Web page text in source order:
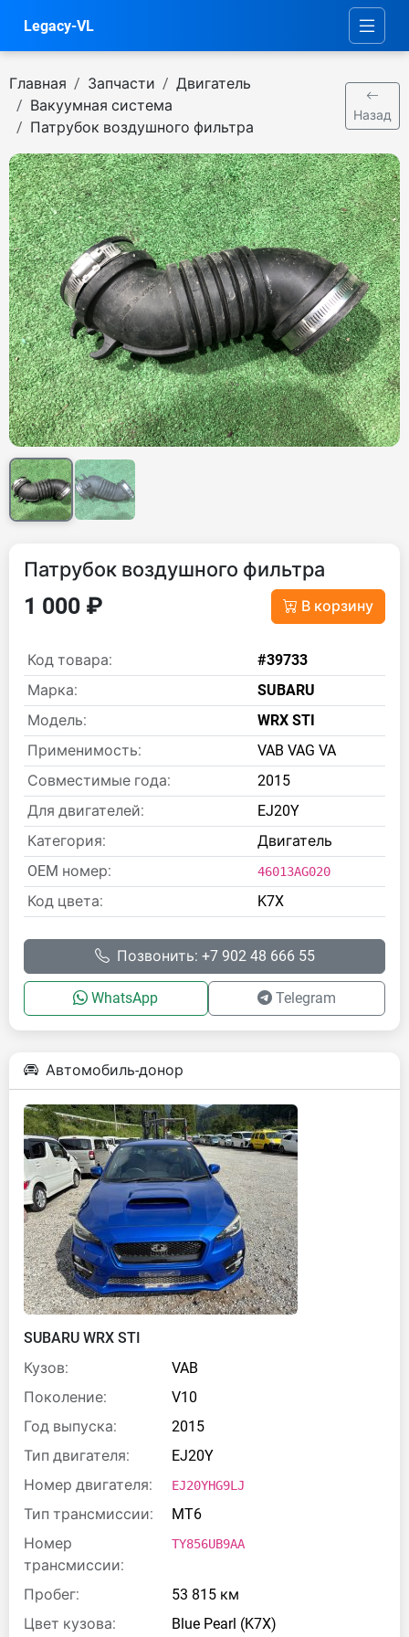
Legacy-VL
Главная Запчасти
Двигатель
Вакуумная система
Патрубок воздушного фильтра
Назад
Патрубок воздушного фильтра
1 000 ₽ В корзину
Код товара:
#39733
Марка:
SUBARU
Модель:
WRX STI
Применимость:
VAB VAG VA
Совместимые года:
2015
Для двигателей:
EJ20Y
Категория:
Двигатель
OEM номер:
46013AG020
Код цвета: K7X
Позвонить: +7 902 48 666 55
WhatsApp Telegram
Автомобиль-донор
SUBARU WRX STI
Кузов:
VAB
Поколение:
V10
Год выпуска:
2015
Тип двигателя:
EJ20Y
Номер двигателя:
EJ20YHG9LJ
Тип трансмиссии:
MT6
Номер
трансмиссии:
TY856UB9AA
Пробег:
53 815 км
Цвет кузова:
Blue Pearl (K7X)